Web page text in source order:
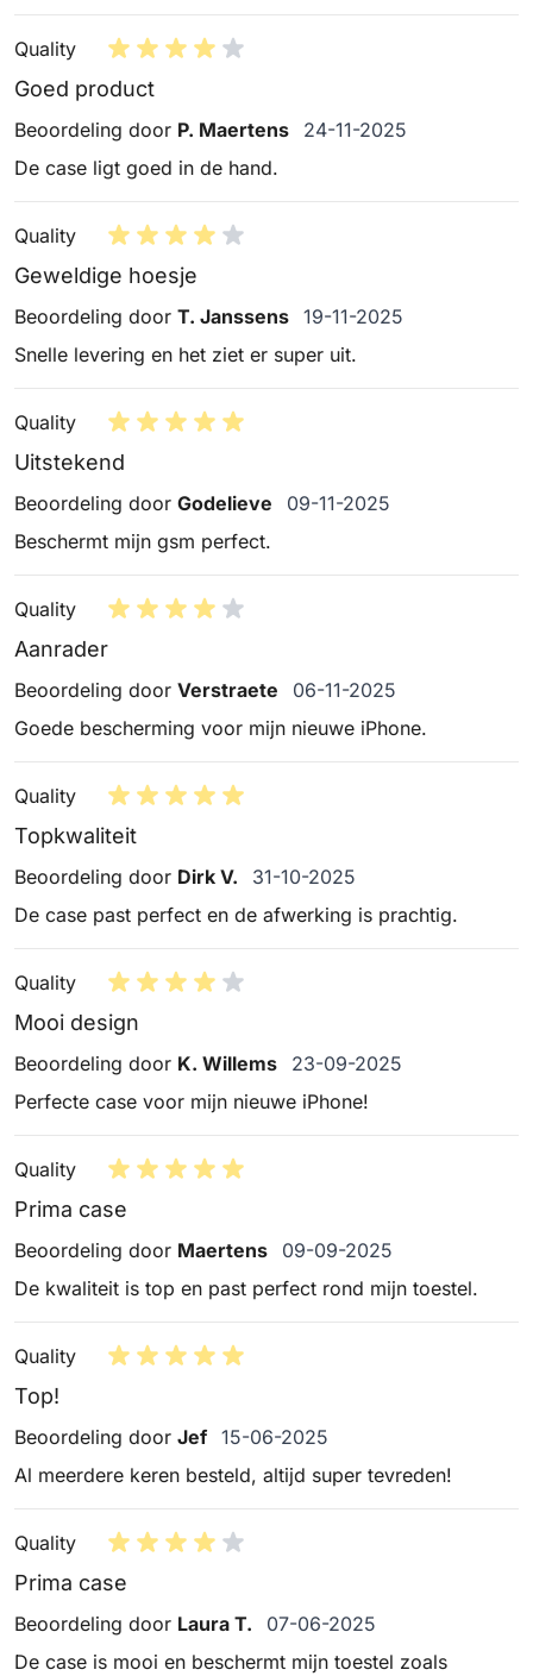
Quality
Goed product
Beoordeling door P. Maertens 24 november 2025
24-11-2025
De case ligt goed in de hand.
Quality
Geweldige hoesje
Beoordeling door T. Janssens 19 november 2025
19-11-2025
Snelle levering en het ziet er super uit.
Quality
Uitstekend
Beoordeling door Godelieve 9 november 2025
09-11-2025
Beschermt mijn gsm perfect.
Quality
Aanrader
Beoordeling door Verstraete 6 november 2025
06-11-2025
Goede bescherming voor mijn nieuwe iPhone.
Quality
Topkwaliteit
Beoordeling door Dirk V. 31 oktober 2025
31-10-2025
De case past perfect en de afwerking is prachtig.
Quality
Mooi design
Beoordeling door K. Willems 23 september 2025
23-09-2025
Perfecte case voor mijn nieuwe iPhone!
Quality
Prima case
Beoordeling door Maertens 9 september 2025
09-09-2025
De kwaliteit is top en past perfect rond mijn toestel.
Quality
Top!
Beoordeling door Jef 15 juni 2025
15-06-2025
Al meerdere keren besteld, altijd super tevreden!
Quality
Prima case
Beoordeling door Laura T. 7 juni 2025
07-06-2025
De case is mooi en beschermt mijn toestel zoals